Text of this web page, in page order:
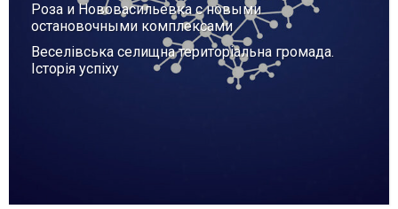
Роза и Нововасильевка с новыми
остановочными комплексами
Веселівська селищна територіальна громада.
Історія успіху